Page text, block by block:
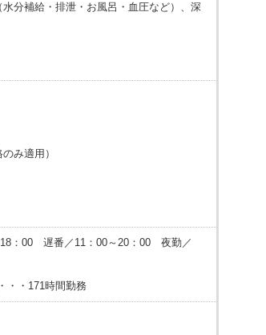
分補給・排泄・お風呂・血圧など）、深
み適用）
：00 遅番／11：00～20：00 夜勤／
・・171時間勤務